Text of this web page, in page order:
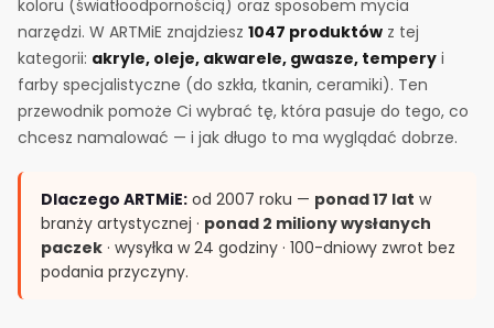
koloru (światłoodpornością) oraz sposobem mycia
narzędzi. W ARTMiE znajdziesz 1047 produktów z tej
kategorii: akryle, oleje, akwarele, gwasze, tempery i
farby specjalistyczne (do szkła, tkanin, ceramiki). Ten
przewodnik pomoże Ci wybrać tę, która pasuje do tego, co
chcesz namalować — i jak długo to ma wyglądać dobrze.
Dlaczego ARTMiE: od 2007 roku — ponad 17 lat w
branży artystycznej · ponad 2 miliony wysłanych
paczek · wysyłka w 24 godziny · 100-dniowy zwrot bez
podania przyczyny.